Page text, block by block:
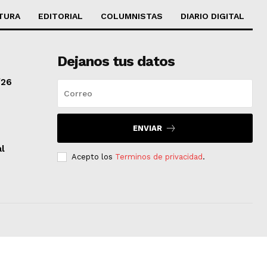
EDITORIAL COLUMNISTAS DIARIO DIGITAL
Dejanos tus datos
ENVIAR
Acepto los Terminos de privacidad .